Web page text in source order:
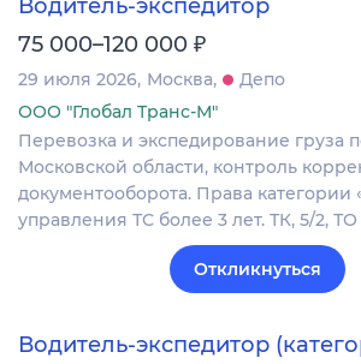
Водитель-экспедитор
75 000–120 000 ₽
29 июля 2026 Москва
Депо
ООО "Глобал Транс-М"
Перевозка и экспедирование груза
Московской области, контроль
документооборота. Права категории
управления ТС более 3 лет. ТК, 5/2,
Откликнуться
Водитель-экспедитор